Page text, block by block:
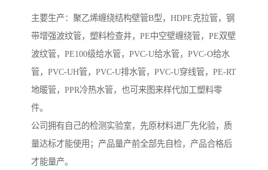
主要生产：聚乙烯缠绕结构壁管B型，HDPE克拉管，钢
带增强波纹管，塑料检查井，PE中空壁缠绕管，PE双壁
波纹管，PE100级给水管，PVC-U给水管，PVC-O给水
管，PVC-UH管，PVC-U排水管，PVC-U穿线管，PE-RT
地暖管，PPR冷热水管，也可来图来样代加工塑料零
件。
公司拥有自己的检测实验室，先原材料进厂先化验，质
量达标才能使用；产品量产前全部先自检，产品合格后
才能量产。